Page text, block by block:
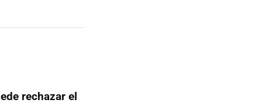
rechazar el